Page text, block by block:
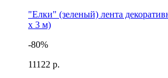
"Елки" (зеленый) лента
х 3 м)
-80%
111 22 р.